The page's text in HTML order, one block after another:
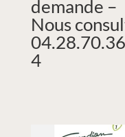
demande –
Nous
4